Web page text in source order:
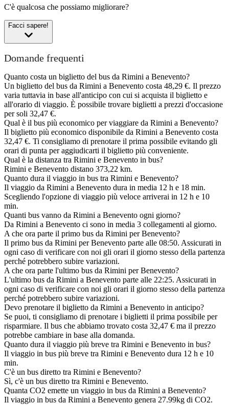
C'è qualcosa che possiamo migliorare?
Facci sapere!
Domande frequenti
Quanto costa un biglietto del bus da Rimini a Benevento?
Un biglietto del bus da Rimini a Benevento costa 48,29 €. Il prezzo
varia tuttavia in base all'anticipo con cui si acquista il biglietto e
all'orario di viaggio. È possibile trovare biglietti a prezzi d'occasione
per soli 32,47 €.
Qual è il bus più economico per viaggiare da Rimini a Benevento?
Il biglietto più economico disponibile da Rimini a Benevento costa
32,47 €. Ti consigliamo di prenotare il prima possibile evitando gli
orari di punta per aggiudicarti il biglietto più conveniente.
Qual è la distanza tra Rimini e Benevento in bus?
Rimini e Benevento distano 373,22 km.
Quanto dura il viaggio in bus tra Rimini e Benevento?
Il viaggio da Rimini a Benevento dura in media 12 h e 18 min.
Scegliendo l'opzione di viaggio più veloce arriverai in 12 h e 10
min.
Quanti bus vanno da Rimini a Benevento ogni giorno?
Da Rimini a Benevento ci sono in media 3 collegamenti al giorno.
A che ora parte il primo bus da Rimini per Benevento?
Il primo bus da Rimini per Benevento parte alle 08:50. Assicurati in
ogni caso di verificare con noi gli orari il giorno stesso della partenza
perché potrebbero subire variazioni.
A che ora parte l'ultimo bus da Rimini per Benevento?
L'ultimo bus da Rimini a Benevento parte alle 22:25. Assicurati in
ogni caso di verificare con noi gli orari il giorno stesso della partenza
perché potrebbero subire variazioni.
Devo prenotare il biglietto da Rimini a Benevento in anticipo?
Se puoi, ti consigliamo di prenotare i biglietti il prima possibile per
risparmiare. Il bus che abbiamo trovato costa 32,47 € ma il prezzo
potrebbe cambiare in base alla domanda.
Quanto dura il viaggio più breve tra Rimini e Benevento in bus?
Il viaggio in bus più breve tra Rimini e Benevento dura 12 h e 10
min.
C'è un bus diretto tra Rimini e Benevento?
Sì, c'è un bus diretto tra Rimini e Benevento.
Quanta CO2 emette un viaggio in bus da Rimini a Benevento?
Il viaggio in bus da Rimini a Benevento genera 27.99kg di CO2.